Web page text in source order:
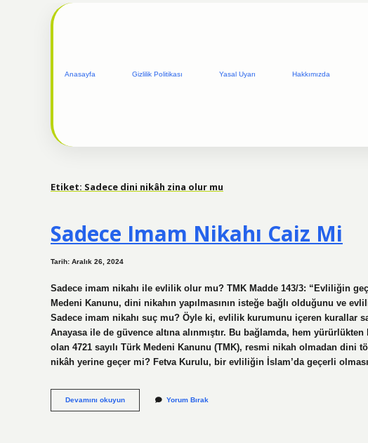
Anasayfa Gizlilik Politikası Yasal Uyarı Hakkımızda
Etiket: Sadece dini nikâh zina olur mu
Sadece Imam Nikahı Caiz Mi
Tarih: Aralık 26, 2024
Sadece imam nikahı ile evlilik olur mu? TMK Madde 143/3: “Evliliğin
Medeni Kanunu, dini nikahın yapılmasının isteğe bağlı olduğunu ve
Sadece imam nikahı suç mu? Öyle ki, evlilik kurumunu içeren kurallar
Anayasa ile de güvence altına alınmıştır. Bu bağlamda, hem
olan 4721 sayılı Türk Medeni Kanunu (TMK), resmi nikah olmadan dini
nikâh yerine geçer mi? Fetva Kurulu, bir evliliğin İslam’da geçerli
Devamını okuyunSadece
Imam
Yorum Bırak